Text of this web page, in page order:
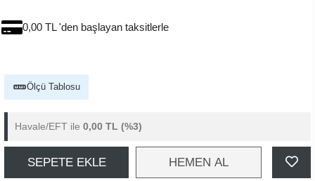
0,00 TL 'den başlayan taksitlerle
Ölçü Tablosu
Havale/EFT ile 0,00 TL (%3)
SEPETE EKLE HEMEN AL